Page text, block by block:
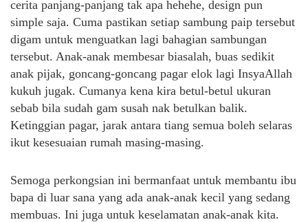
cerita panjang-panjang tak apa hehehe, design pun
simple saja. Cuma pastikan setiap sambung paip tersebut
digam untuk menguatkan lagi bahagian sambungan
tersebut. Anak-anak membesar biasalah, buas sedikit
anak pijak, goncang-goncang pagar elok lagi InsyaAllah
kukuh jugak. Cumanya kena kira betul-betul ukuran
sebab bila sudah gam susah nak betulkan balik.
Ketinggian pagar, jarak antara tiang semua boleh selaras
ikut kesesuaian rumah masing-masing.
Semoga perkongsian ini bermanfaat untuk membantu ibu
bapa di luar sana yang ada anak-anak kecil yang sedang
membuas. Ini juga untuk keselamatan anak-anak kita.